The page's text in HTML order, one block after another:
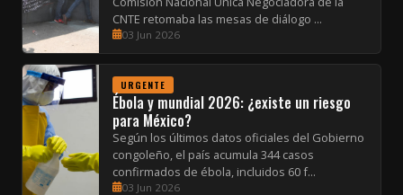
CNTE retomaba las mesas de diálogo ...
03 Jun 2026
URGENTE
Ébola y mundial 2026: ¿existe un riesgo
para México?
Según los últimos datos oficiales del Gobierno
congoleño, el país acumula 344 casos
confirmados de ébola, incluidos 60 f...
03 Jun 2026